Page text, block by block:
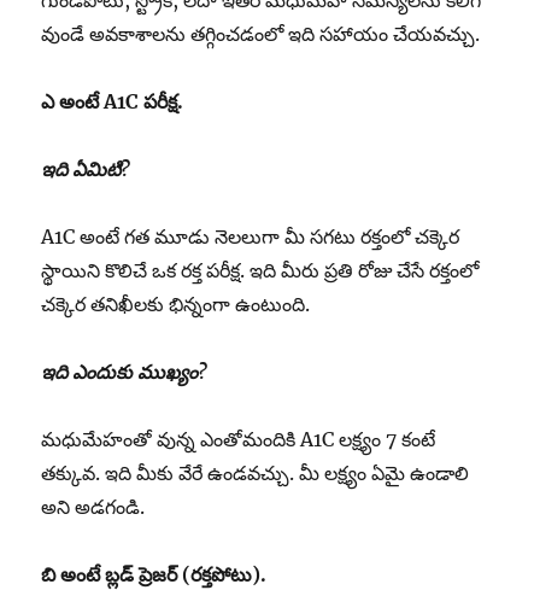
వుండే అవకాశాలను తగ్గించడంలో ఇది సహాయం చేయవచ్చు.
ఎ అంటేA1Cపరీక్ష.
ఇది ఏమిటి?
A1C అంటే గత మూడు నెలలుగా మీ సగటు రక్తంలో చక్కెర
స్థాయిని కొలిచే ఒక రక్త పరీక్ష. ఇది మీరు ప్రతి రోజు చేసే రక్తంలో
చక్కెర తనిఖీలకు భిన్నంగా ఉంటుంది.
ఇది ఎందుకు ముఖ్యం?
మధుమేహంతో వున్న ఎంతోమందికి A1C లక్ష్యం 7 కంటే
తక్కువ. ఇది మీకు వేరే ఉండవచ్చు. మీ లక్ష్యం ఏమై ఉండాలి
అని అడగండి.
బి అంటే బ్లడ్ ప్రెజర్(రక్తపోటు).